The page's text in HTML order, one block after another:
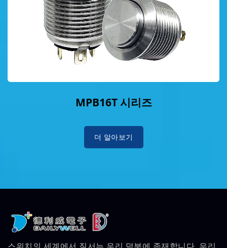
MPB16T 시리즈
더 알아보기
스위치의 세계에서 질서는 우리 덕분에 존재합니다. 우리